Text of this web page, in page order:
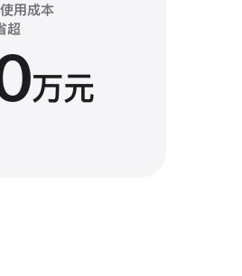
用成本
超
万元
小时
到开工仅需约
钟
成本节省约
%